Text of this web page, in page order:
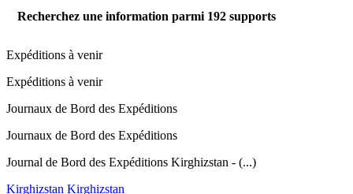
Recherchez une information parmi 192 supports
Expéditions à venir
Expéditions à venir
Journaux de Bord des Expéditions
Journaux de Bord des Expéditions
Journal de Bord des Expéditions Kirghizstan - (...)
Kirghizstan Kirghizstan